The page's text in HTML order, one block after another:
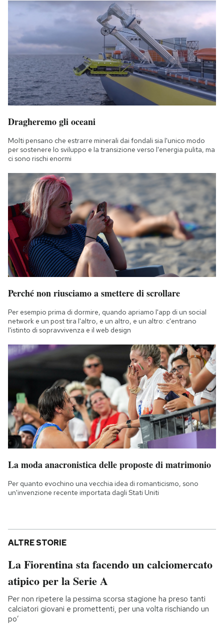
Dragheremo gli oceani
Molti pensano che estrarre minerali dai fondali sia l'unico modo
per sostenere lo sviluppo e la transizione verso l'energia pulita, ma
ci sono rischi enormi
Perché non riusciamo a smettere di scrollare
Per esempio prima di dormire, quando apriamo l'app di un social
network e un post tira l'altro, e un altro, e un altro: c'entrano
l'istinto di sopravvivenza e il web design
La moda anacronistica delle proposte di matrimonio
Per quanto evochino una vecchia idea di romanticismo, sono
un'invenzione recente importata dagli Stati Uniti
ALTRE STORIE
La Fiorentina sta facendo un calciomercato
atipico per la Serie A
Per non ripetere la pessima scorsa stagione ha preso tanti
calciatori giovani e promettenti, per una volta rischiando un
po’